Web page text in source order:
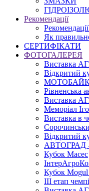
Рекомендації
Як
СЕРТИФІКАТИ
ФОТОГАЛЕРЕЯ
Виставка
Відкритий
МОТОБАЙК
Рівненська
Виставка
Меморіал
Виставка в
Відкритий
АВТОГРАД -
Кубок Масес
Кубок Mogul
ІІІ етап